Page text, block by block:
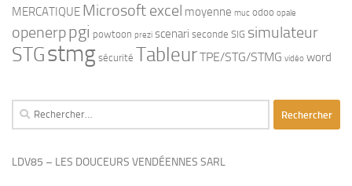
MERCATIQUE Microsoft excel moyenne muc odoo opale
openerppgi powtoon prezi scenari seconde SIG simulateur
STGstmg sécurité TableurTPE/STG/STMG vidéo word
Rechercher :
LDV85 – LES DOUCEURS VENDÉENNES SARL